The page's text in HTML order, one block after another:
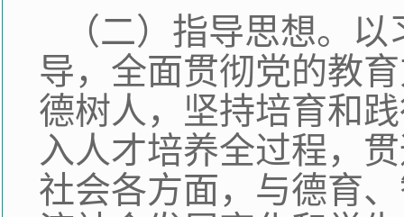
（二）指导思想。
导，全面贯彻党的教
德树人，坚持培育和
入人才培养全过程，
社会各方面，与德育